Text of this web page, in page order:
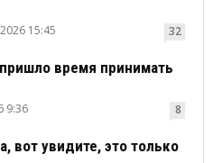
15:45 32
время принимать
9:36 8
вот увидите, это только